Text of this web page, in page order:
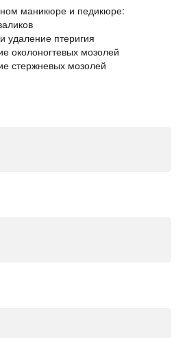
маникюре и педикюре:
удаление птеригия
околоногтевых мозолей
стержневых мозолей